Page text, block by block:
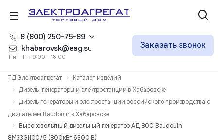
8 (800) 250-75-89
khabarovsk@eag.su
Пн. - Пт. 9:00 - 18:00
Заказать звонок
ТД Электроагрегат
Каталог изделий
Дизель-генераторы и электростанции в Хабаровске
Дизель генераторы и электростанции российского производства с
двигателем Baudouin в Хабаровске
Высоковольтный дизельный генератор АД 800 Baudouin
8M33G1100/5 (800кВт 6300 В)